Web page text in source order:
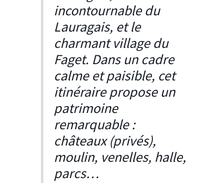
incontournable du
Lauragais, et le
charmant village du
Faget. Dans un cadre
calme et paisible, cet
itinéraire propose un
patrimoine
remarquable :
châteaux (privés),
moulin, venelles, halle,
parcs…